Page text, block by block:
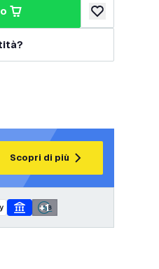
aggiungi alla
e piani di illuminazione
Scopri di più
+1